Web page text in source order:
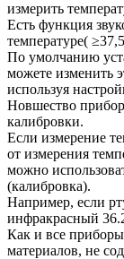
измерить
Есть функция
температуре(
По умолчанию
можете изменить
используя
Новшество
калибровки.
Если измерение
от измерения
можно
(калибровка).
Например, если
инфракрасный
Как и все
материалов, не